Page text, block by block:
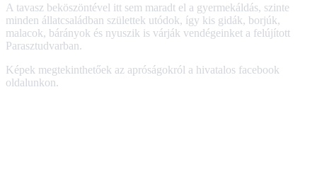
A tavasz beköszöntével itt sem maradt el a gyermekáldás, szinte
minden állatcsaládban születtek utódok, így kis gidák, borjúk,
malacok, bárányok és nyuszik is várják vendégeinket a felújított
Parasztudvarban.
Képek megtekinthetőek az apróságokról a hivatalos facebook
oldalunkon.